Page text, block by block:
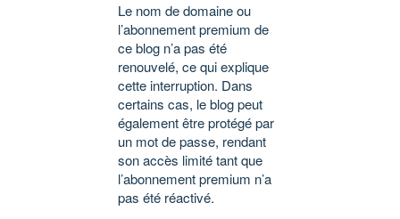
Le nom de domaine ou
l’abonnement premium de
ce blog n’a pas été
renouvelé, ce qui explique
cette interruption. Dans
certains cas, le blog peut
également être protégé par
un mot de passe, rendant
son accès limité tant que
l’abonnement premium n’a
pas été réactivé.